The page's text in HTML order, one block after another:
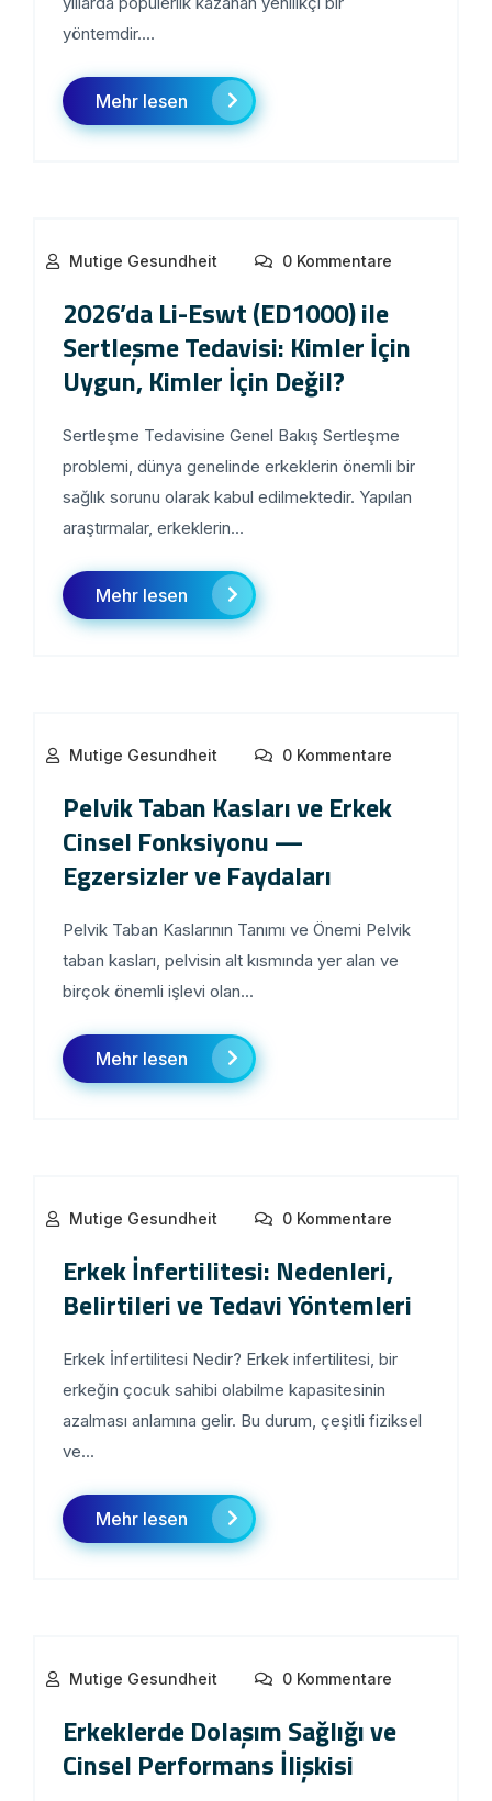
yöntemdir....
Mehr lesen
Mutige Gesundheit 0 Kommentare
2026’da Li-Eswt (ED1000) ile
Sertleşme Tedavisi: Kimler İçin
Uygun, Kimler İçin Değil?
Sertleşme Tedavisine Genel Bakış Sertleşme
problemi, dünya genelinde erkeklerin önemli bir
sağlık sorunu olarak kabul edilmektedir. Yapılan
araştırmalar, erkeklerin...
Mehr lesen
Mutige Gesundheit 0 Kommentare
Pelvik Taban Kasları ve Erkek
Cinsel Fonksiyonu —
Egzersizler ve Faydaları
Pelvik Taban Kaslarının Tanımı ve Önemi Pelvik
taban kasları, pelvisin alt kısmında yer alan ve
birçok önemli işlevi olan...
Mehr lesen
Mutige Gesundheit 0 Kommentare
Erkek İnfertilitesi: Nedenleri,
Belirtileri ve Tedavi Yöntemleri
Erkek İnfertilitesi Nedir? Erkek infertilitesi, bir
erkeğin çocuk sahibi olabilme kapasitesinin
azalması anlamına gelir. Bu durum, çeşitli fiziksel
ve...
Mehr lesen
Mutige Gesundheit 0 Kommentare
Erkeklerde Dolaşım Sağlığı ve
Cinsel Performans İlişkisi